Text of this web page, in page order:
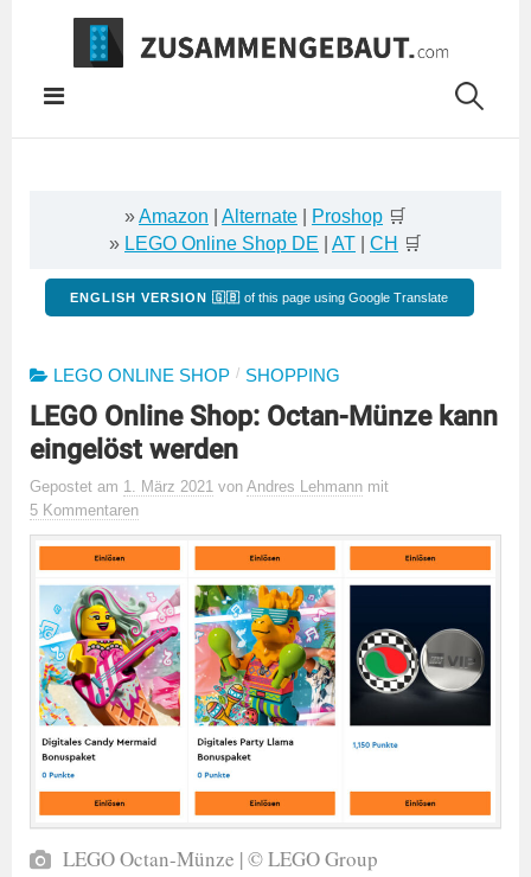
Springe
Inhalt
»Amazon Alternate Proshop 🛒
» LEGO Online Shop DE AT CH 🛒
ENGLISH VERSION 🇬🇧 of this page using Google Translate
LEGO ONLINE SHOP / SHOPPING
LEGO Online Shop: Octan-Münze kann
eingelöst werden
Gepostet am 1. März 2021 von Andres Lehmann mit
5 Kommentaren
LEGO Octan-Münze | © LEGO Group